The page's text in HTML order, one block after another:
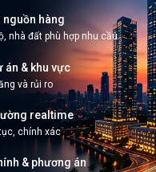
hàng
nhà đất phù hợp nhu cầu
án & khu vực
và rủi ro
realtime
chính xác
& phương án